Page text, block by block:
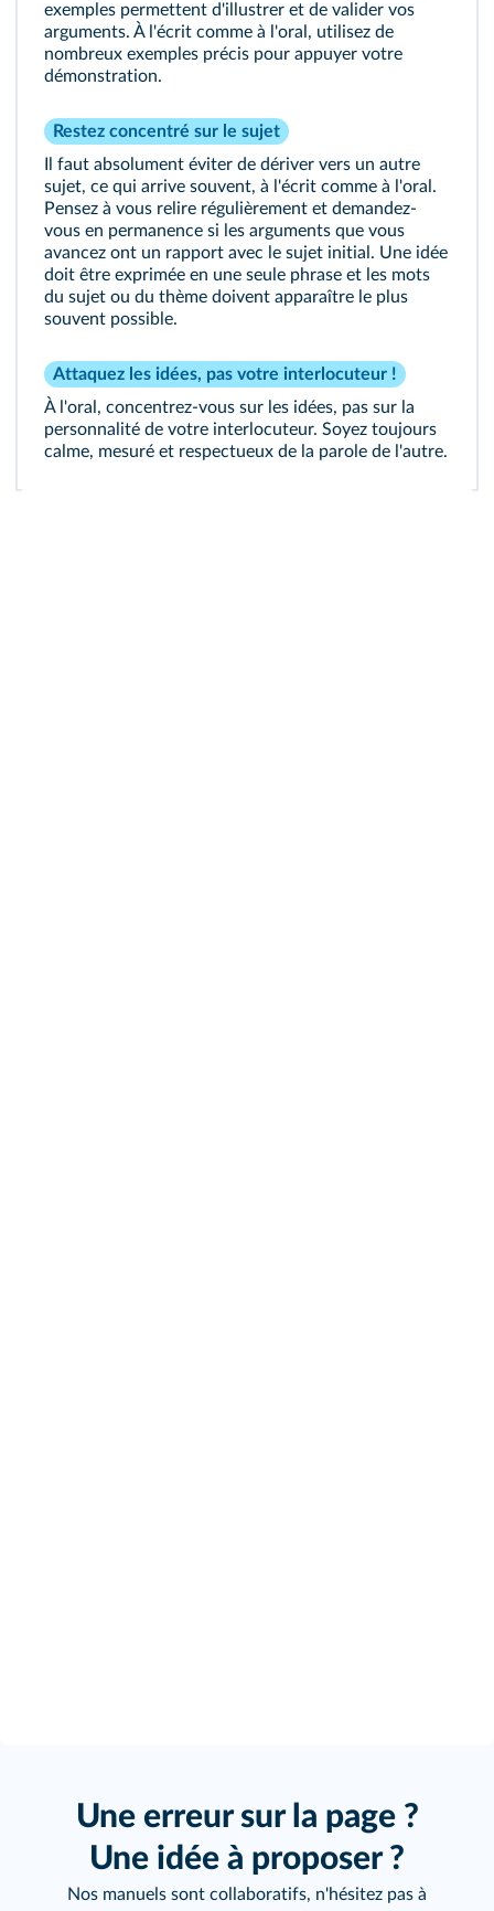
exemples permettent d'illustrer et de valider vos
arguments. À l'écrit comme à l'oral, utilisez de
nombreux exemples précis pour appuyer votre
démonstration.
Restez concentré sur le sujet
Il faut absolument éviter de dériver vers un autre
sujet, ce qui arrive souvent, à l'écrit comme à l'oral.
Pensez à vous relire régulièrement et demandez-
vous en permanence si les arguments que vous
avancez ont un rapport avec le sujet initial. Une idée
doit être exprimée en une seule phrase et les mots
du sujet ou du thème doivent apparaître le plus
souvent possible.
Attaquez les idées, pas votre interlocuteur !
À l'oral, concentrez-vous sur les idées, pas sur la
personnalité de votre interlocuteur. Soyez toujours
calme, mesuré et respectueux de la parole de l'autre.
Une erreur sur la page ?
Une idée à proposer ?
Nos manuels sont collaboratifs, n'hésitez pas à